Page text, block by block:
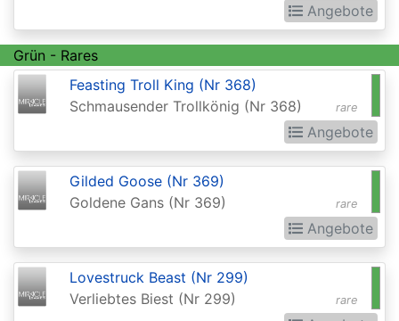
a-
Box
Promos
of
Kamigawa
Champs
States
Promos
Angebote
Grün - Rares
rare
Feasting Troll King (Nr 368)
Schmausender Trollkönig (Nr 368)
Angebote
rare
Gilded Goose (Nr 369)
Goldene Gans (Nr 369)
Angebote
rare
Lovestruck Beast (Nr 299)
Verliebtes Biest (Nr 299)